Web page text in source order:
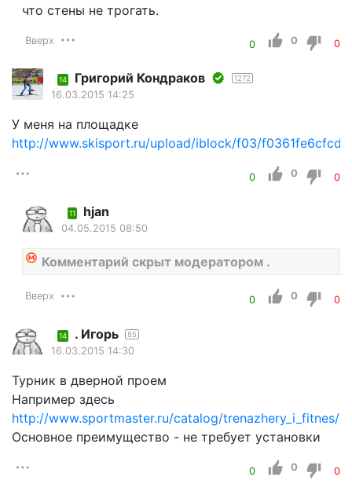
что стены не трогать.
Вверх 0 0 0
14 Григорий Кондраков 1272
16.03.2015 14:25
У меня на площадке
http://www.skisport.ru/upload/iblock/f03/
0 0 0
11 hjan
04.05.2015 08:50
Комментарий скрыт модератором .
Вверх 0 0 0
14 . Игорь 85
16.03.2015 14:30
Турник в дверной проем
Например здесь
http://www.sportmaster.ru/catalog/trenazhery_i_fitnes/
Основное преимущество - не требует установки
0 0 0